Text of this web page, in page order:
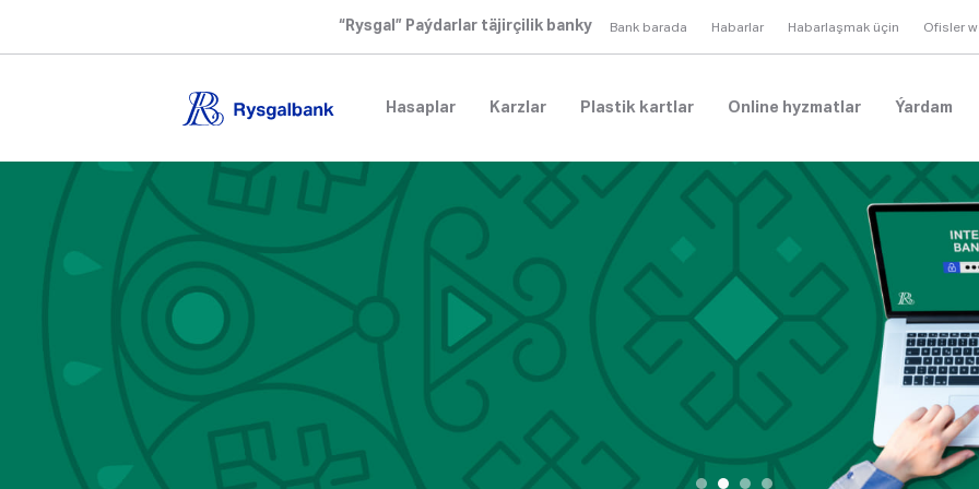
“Rysgal” Paýdarlar täjirçilik banky Bank barada Habarlar Habarlaşmak üçin Ofisler
Hasaplar Karzlar Plastik kartlar Online hyzmatlar Ýardam